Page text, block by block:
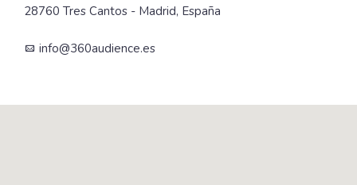
28760 Tres Cantos - Madrid, España
info@360audience.es